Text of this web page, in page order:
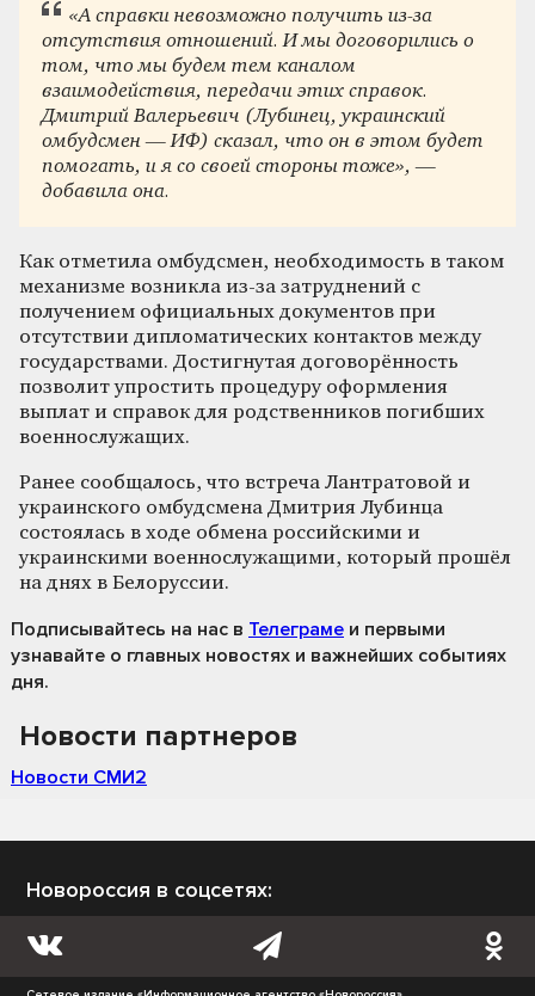
«А справки невозможно получить из-за
отсутствия отношений. И мы договорились о
том, что мы будем тем каналом
взаимодействия, передачи этих справок.
Дмитрий Валерьевич (Лубинец, украинский
омбудсмен — ИФ) сказал, что он в этом будет
помогать, и я со своей стороны тоже», —
добавила она.
Как отметила омбудсмен, необходимость в таком
механизме возникла из-за затруднений с
получением официальных документов при
отсутствии дипломатических контактов между
государствами. Достигнутая договорённость
позволит упростить процедуру оформления
выплат и справок для родственников погибших
военнослужащих.
Ранее сообщалось, что встреча Лантратовой и
украинского омбудсмена Дмитрия Лубинца
состоялась в ходе обмена российскими и
украинскими военнослужащими, который прошёл
на днях в Белоруссии.
Подписывайтесь на нас в Телеграме и первыми
узнавайте о главных новостях и важнейших событиях
дня.
Новости партнеров
Новости СМИ2
Новороссия в соцсетях: